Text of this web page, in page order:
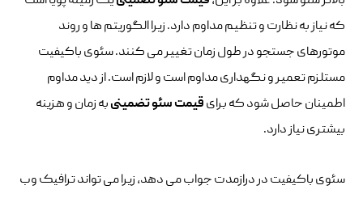
که نیاز به نظارت و تنظیم مداوم دارد. زیرا الگوریتم ها و روند
موتورهای جستجو در طول زمان تغییر می کنند. سئوی باکیفیت
مستلزم تعمیر و نگهداری مداوم است و لازم است. از دید مداوم
اطمینان حاصل شود که برایقیمت سئو تضمینیبه زمان و هزینه
بیشتری نیاز دارد.
سئوی باکیفیت در درازمدت جواب می دهد، زیرا می تواند ترافیک وب